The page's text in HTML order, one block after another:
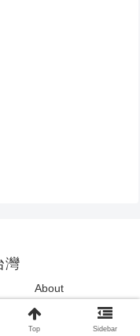
灣
About
All Rights Reserved.
Top Sidebar